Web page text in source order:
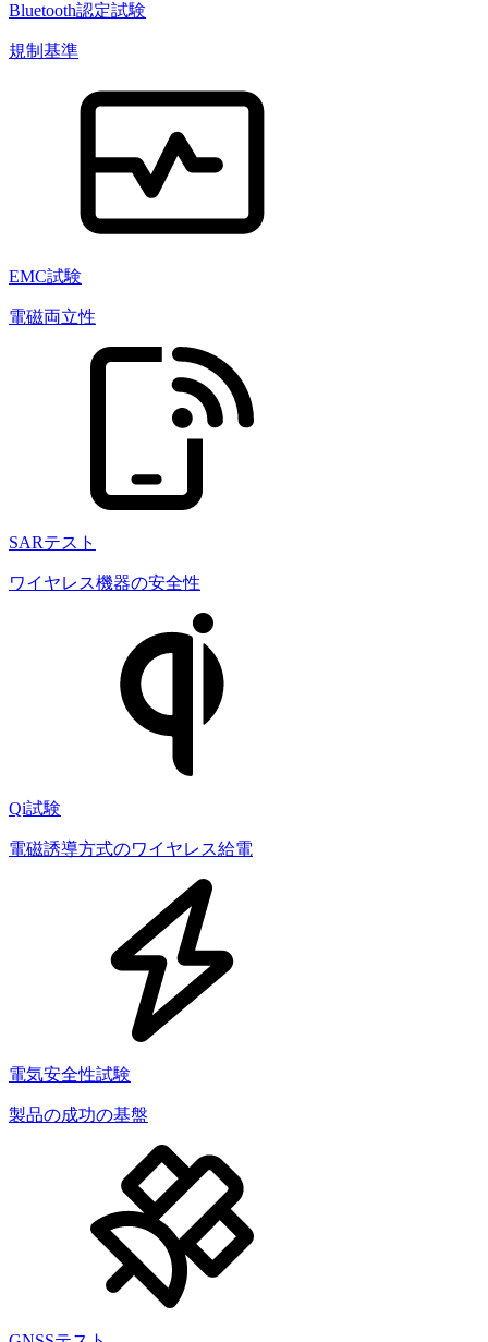
Bluetooth認定試験
規制基準
EMC試験
電磁両立性
SARテスト
ワイヤレス機器の安全性
Qi試験
電磁誘導方式のワイヤレス給電
電気安全性試験
製品の成功の基盤